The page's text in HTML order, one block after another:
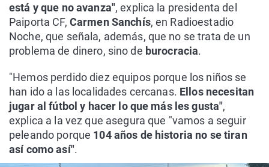
está y que no avanza", explica la presidenta del
Paiporta CF, Carmen Sanchís, en Radioestadio
Noche, que señala, además, que no se trata de un
problema de dinero, sino de burocracia.
"Hemos perdido diez equipos porque los niños se
han ido a las localidades cercanas. Ellos necesitan
jugar al fútbol y hacer lo que más les gusta",
explica a la vez que asegura que "vamos a seguir
peleando porque 104 años de historia no se tiran
así como así".